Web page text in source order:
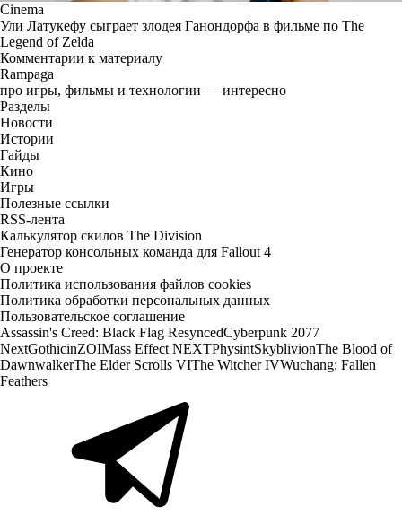
Cinema
Ули Латукефу сыграет злодея Ганондорфа в фильме по The
Legend of Zelda
Комментарии к материалу
Rampaga
про игры, фильмы и технологии — интересно
Разделы
Новости
Истории
Гайды
Кино
Игры
Полезные ссылки
RSS-лента
Калькулятор скилов The Division
Генератор консольных команда для Fallout 4
О проекте
Политика использования файлов cookies
Политика обработки персональных данных
Пользовательское соглашение
Assassin's Creed: Black Flag ResyncedCyberpunk 2077
NextGothicinZOIMass Effect NEXTPhysintSkyblivionThe Blood of
DawnwalkerThe Elder Scrolls VIThe Witcher IVWuchang: Fallen
Feathers